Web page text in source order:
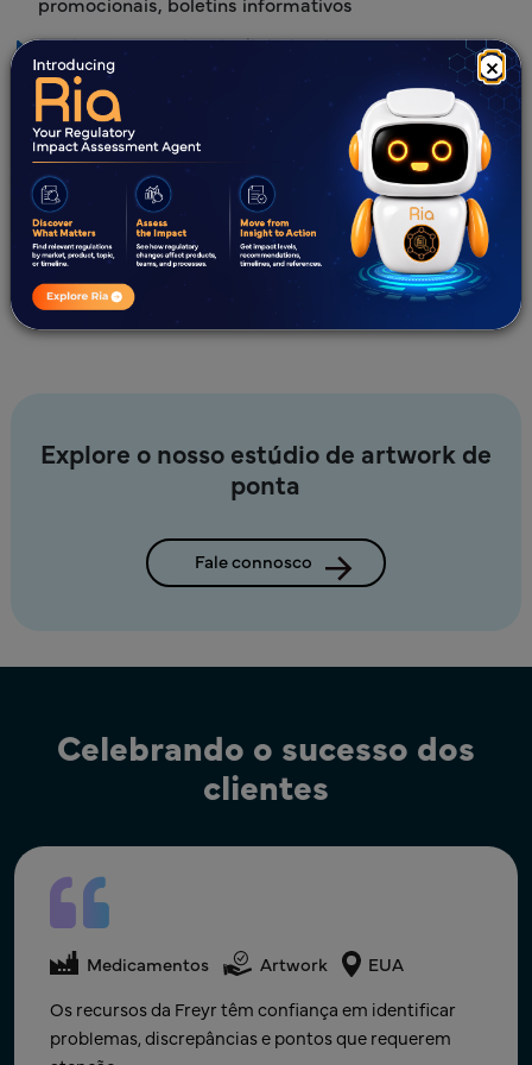
×
Designs promocionais digitais e impressos
Retoque de imagens e renderização 3D
Ilustrações personalizadas e serviços de design de
pré-impressão
Serviços artwork de embalagens para mercados
globais multilingues
Imagens alinhadas com a marca através dos nossos
serviços de embalagem de marca
Explore o nosso estúdio de artwork de
ponta
Fale connosco
Celebrando o sucesso dos
clientes
Medicamentos Artwork
Canadá
Muito obrigado por se dedicar a isto e por torná-los
uma prioridade. A sua ajuda é verdadeiramente
Medicamentos Artwork
EUA
Parabéns a todos pelo excelente trabalho de equipa !!
Sozinhos, podemos fazer tão pouco; juntos,
Medicamentos Artwork
EUA
Os recursos da Freyr têm confiança em identificar
problemas, discrepâncias e pontos que requerem